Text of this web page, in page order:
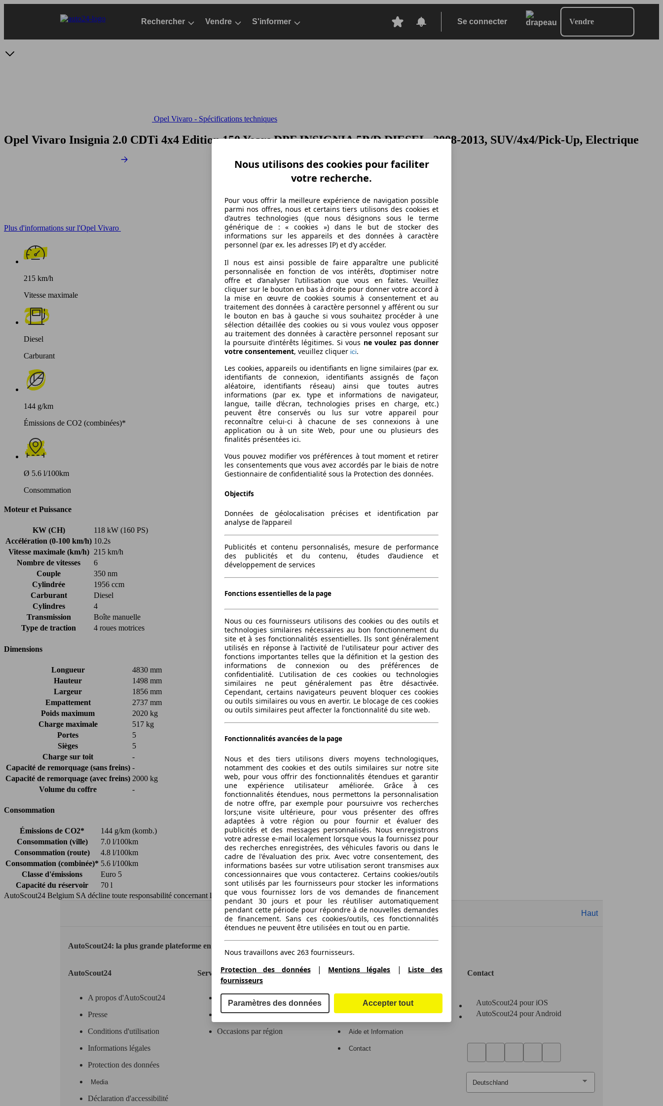
Rechercher Vendre S'informer Se connecter Vendre
Opel Vivaro - Spécifications techniques
Opel Vivaro Insignia 2.0 CDTi 4x4 Edition 150 Years DPFINSIGNIA 5P/D DIESEL, 2008-2013, SUV/4x4/Pick-Up, Electrique
Plus d'informations sur l'Opel Vivaro
215 km/h
Vitesse maximale
Diesel
Carburant
144 g/km
Émissions de CO2 (combinées)*
Ø 5.6 l/100km
Consommation
Moteur et Puissance
KW (CH)
118 kW (160 PS)
Accélération (0-100 km/h) 10.2s
Vitesse maximale (km/h)
215 km/h
Nombre de vitesses
6
Couple
350 nm
Cylindrée
1956 ccm
Carburant
Diesel
Cylindres
4
Transmission
Boîte manuelle
Type de traction
4 roues motrices
Dimensions
Longueur
4830 mm
Hauteur
1498 mm
Largeur
1856 mm
Empattement
2737 mm
Poids maximum
2020 kg
Charge maximale
517 kg
Portes
5
Sièges
5
Charge sur toit
-
Capacité de remorquage (sans freins) -
Capacité de remorquage (avec freins) 2000 kg
Volume du coffre
-
Consommation
Émissions de CO2*
144 g/km (komb.)
Consommation (ville)
7.0 l/100km
Consommation (route)
4.8 l/100km
Consommation (combinée)* 5.6 l/100km
Classe d'émissions
Euro 5
Capacité du réservoir
70 l
AutoScout24 Belgium SA décline toute responsabilité concernant l’exactitude des informations fournies
Haut
AutoScout24: la plus grande plateforme en ligne de voitures en Europe.
AutoScout24
A propos d'AutoScout24
Presse
Conditions d'utilisation
Informations légales
Protection des données
Media
Déclaration d'accessibilité
Service
Contact et aide
Occasions par marque
Occasions par région
Espace Pro
Inscription
Aide et Information
Contact
Contact
AutoScout24 pour iOS
AutoScout24 pour Android
Nous utilisons des cookies pour faciliter
votre recherche.
Pour vous offrir la meilleure expérience de navigation possible
parmi nos offres, nous et certains tiers utilisons des cookies et
d’autres technologies (que nous désignons sous le terme
générique de : « cookies ») dans le but de stocker des
informations sur les appareils et des données à caractère
personnel (par ex. les adresses IP) et d’y accéder.
Il nous est ainsi possible de faire apparaître une publicité
personnalisée en fonction de vos intérêts, d’optimiser notre
offre et d’analyser l’utilisation que vous en faites. Veuillez
cliquer sur le bouton en bas à droite pour donner votre accord à
la mise en œuvre de cookies soumis à consentement et au
traitement des données à caractère personnel y afférent ou sur
le bouton en bas à gauche si vous souhaitez procéder à une
sélection détaillée des cookies ou si vous voulez vous opposer
au traitement des données à caractère personnel reposant sur
la poursuite d’intérêts légitimes. Si vous ne voulez pas donner
votre consentement, veuillez cliquer ici.
Les cookies, appareils ou identifiants en ligne similaires (par ex.
identifiants de connexion, identifiants assignés de façon
aléatoire, identifiants réseau) ainsi que toutes autres
informations (par ex. type et informations de navigateur,
langue, taille d’écran, technologies prises en charge, etc.)
peuvent être conservés ou lus sur votre appareil pour
reconnaître celui-ci à chacune de ses connexions à une
application ou à un site Web, pour une ou plusieurs des
finalités présentées ici.
Vous pouvez modifier vos préférences à tout moment et retirer
les consentements que vous avez accordés par le biais de notre
Gestionnaire de confidentialité sous la Protection des données.
Objectifs
Données de géolocalisation précises et identification par
analyse de l’appareil
Publicités et contenu personnalisés, mesure de performance
des publicités et du contenu, études d’audience et
développement de services
Fonctions essentielles de la page
Nous ou ces fournisseurs utilisons des cookies ou des outils et
technologies similaires nécessaires au bon fonctionnement du
site et à ses fonctionnalités essentielles. Ils sont généralement
utilisés en réponse à l'activité de l'utilisateur pour activer des
fonctions importantes telles que la définition et la gestion des
informations de connexion ou des préférences de
confidentialité. L'utilisation de ces cookies ou technologies
similaires ne peut généralement pas être désactivée.
Cependant, certains navigateurs peuvent bloquer ces cookies
ou outils similaires ou vous en avertir. Le blocage de ces cookies
ou outils similaires peut affecter la fonctionnalité du site web.
Fonctionnalités avancées de la page
Nous et des tiers utilisons divers moyens technologiques,
notamment des cookies et des outils similaires sur notre site
web, pour vous offrir des fonctionnalités étendues et garantir
une expérience utilisateur améliorée. Grâce à ces
fonctionnalités étendues, nous permettons la personnalisation
de notre offre, par exemple pour poursuivre vos recherches
lors;une visite ultérieure, pour vous présenter des offres
adaptées à votre région ou pour fournir et évaluer des
publicités et des messages personnalisés. Nous enregistrons
votre adresse e-mail localement lorsque vous la fournissez pour
des recherches enregistrées, des véhicules favoris ou dans le
cadre de l'évaluation des prix. Avec votre consentement, des
informations basées sur votre utilisation seront transmises aux
concessionnaires que vous contacterez. Certains cookies/outils
sont utilisés par les fournisseurs pour stocker les informations
que vous fournissez lors de vos demandes de financement
pendant 30 jours et pour les réutiliser automatiquement
pendant cette période pour répondre à de nouvelles demandes
de financement. Sans ces cookies/outils, ces fonctionnalités
étendues ne peuvent être utilisées en tout ou en partie.
Nous travaillons avec 263 fournisseurs.
Protection des données| Mentions légales |
Liste des
fournisseurs
Paramètres des données Accepter tout